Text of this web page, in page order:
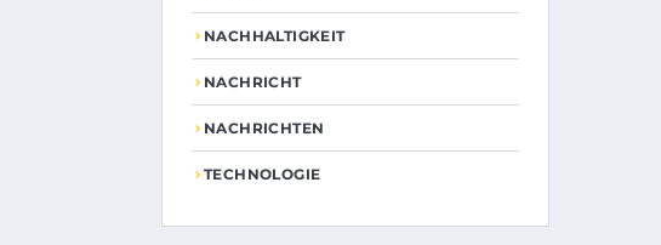
NACHHALTIGKEIT
NACHRICHT
NACHRICHTEN
TECHNOLOGIE